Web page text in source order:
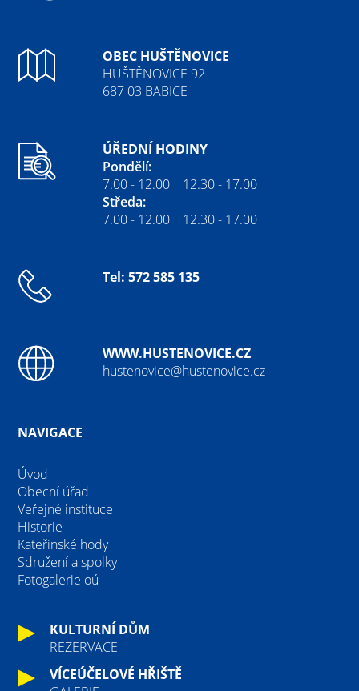
OBEC HUŠTĚNOVICE
HUŠTĚNOVICE 92
687 03 BABICE
ÚŘEDNÍ HODINY
Pondělí:
7.00 - 12.00 12.30 - 17.00
Středa:
7.00 - 12.00 12.30 - 17.00
Tel: 572 585 135
WWW.HUSTENOVICE.CZ
hustenovice@hustenovice.cz
NAVIGACE
Úvod
Obecní úřad
Veřejné instituce
Historie
Kateřinské hody
Sdružení a spolky
Fotogalerie oú
KULTURNÍ DŮM
REZERVACE
VÍCEÚČELOVÉ HŘIŠTĚ